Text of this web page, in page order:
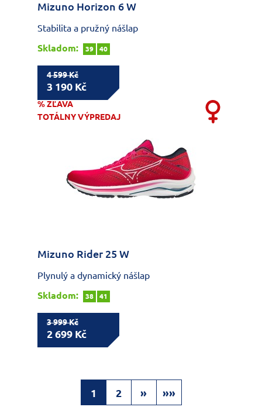
Mizuno Horizon 6 W
Stabilita a pružný nášlap
Skladom:
39 40
4 599 Kč
3 190 Kč
% ZĽAVA
TOTÁLNY VÝPREDAJ
Mizuno Rider 25 W
Plynulý a dynamický nášlap
Skladom:
38 41
3 999 Kč
2 699 Kč
1 2 » »»